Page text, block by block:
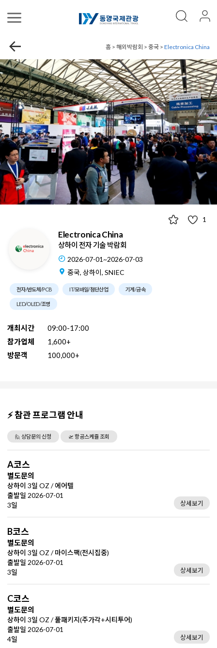
홈 > 해외박람회 > 중국 > Electronica China
1
Electronica China
상하이 전자 기술 박람회
2026-07-01~2026-07-03
중국, 상하이, SNIEC
전자/반도체/PCB IT/모바일/첨단산업 기계/금속
LED/OLED/조명
개최시간
09:00-17:00
참가업체
1,600+
방문객
100,000+
⚡ 참관 프로그램 안내
🙋 상담문의 신청 🛫 항공스케쥴 조회
A코스
별도문의
상하이 3일 OZ / 에어텔
출발일 2026-07-01
3일
상세보기
B코스
별도문의
상하이 3일 OZ / 마이스팩(전시집중)
출발일 2026-07-01
3일
상세보기
C코스
별도문의
상하이 3일 OZ / 풀패키지(주가각+시티투어)
출발일 2026-07-01
4일
상세보기